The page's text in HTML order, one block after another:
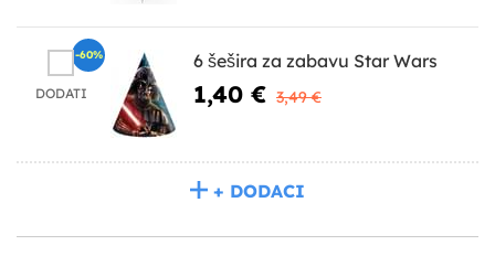
DODATI
6 šešira za zabavu Star Wars
1,40 € 3,49 €
-60%
+ DODACI